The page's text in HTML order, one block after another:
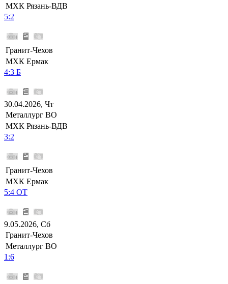
МХК Рязань-ВДВ
5:2
Гранит-Чехов
МХК Ермак
4:3 Б
30.04.2026, Чт
Металлург ВО
МХК Рязань-ВДВ
3:2
Гранит-Чехов
МХК Ермак
5:4 ОТ
9.05.2026, Сб
Гранит-Чехов
Металлург ВО
1:6